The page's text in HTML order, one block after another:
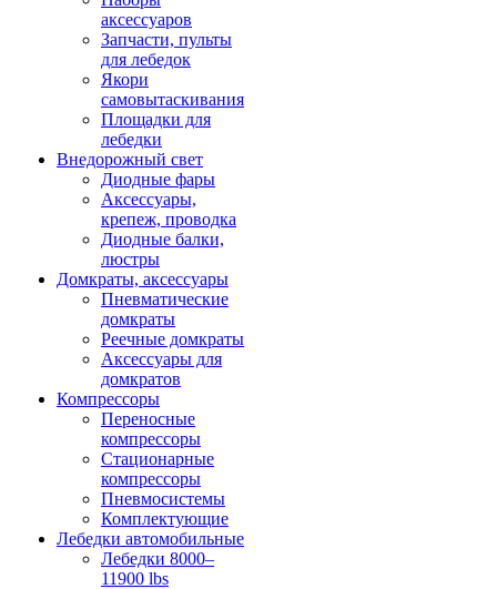
аксессуаров
Запчасти, пульты
для лебедок
Якори
самовытаскивания
Площадки для
лебедки
Внедорожный свет
Диодные фары
Аксессуары,
крепеж, проводка
Диодные балки,
люстры
Домкраты, аксессуары
Пневматические
домкраты
Реечные домкраты
Аксессуары для
домкратов
Компрессоры
Переносные
компрессоры
Стационарные
компрессоры
Пневмосистемы
Комплектующие
Лебедки автомобильные
Лебедки 8000–
11900 lbs